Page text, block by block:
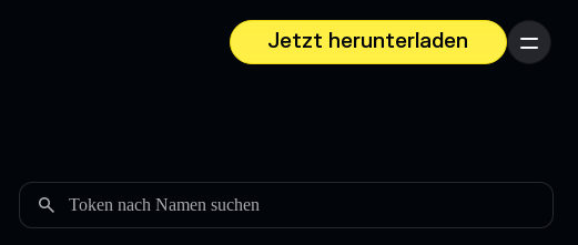
Jetzt herunterladen
Menü
Token nach Namen suchen